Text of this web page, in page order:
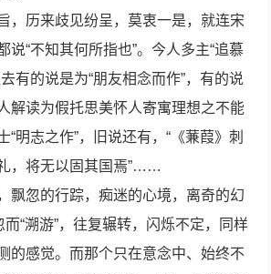
，历来歧见纷呈，莫衷一是，就连宋
说“不知其何所指也”。今人多主“追慕
有的说是为“朋友相念而作”，有的说
解读为假托思美怀人寄寓理想之不能
“明志之作”，旧说还有，“《蒹葭》刺
，将无以固其国焉”……
飘忽的行踪，痴迷的心境，离奇的幻
而“溯游”，往复辗转，闪烁不定，同样
的感觉。而那个只在意念中、始终不